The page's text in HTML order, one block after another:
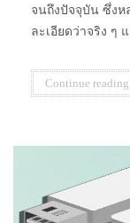
จนถึงปัจจุบัน ซึ่งห
ละเอียดว่าจริง ๆ
Continue reading